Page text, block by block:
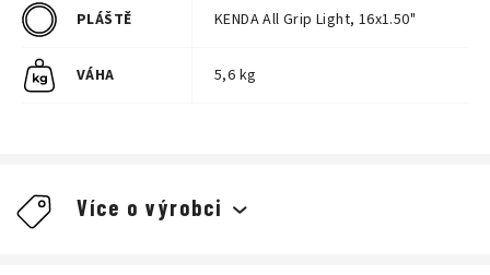
PLÁŠTĚ KENDA All Grip Light, 16x1.50"
VÁHA 5,6 kg
Více o výrobci